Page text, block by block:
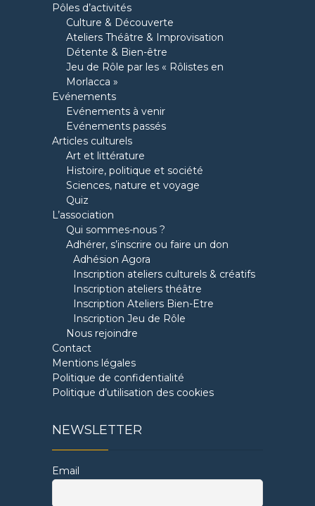
Pôles d’activités
Culture & Découverte
Ateliers Théâtre & Improvisation
Détente & Bien-être
Jeu de Rôle par les « Rôlistes en
Morlacca »
Evénements
Evénements à venir
Evénements passés
Articles culturels
Art et littérature
Histoire, politique et société
Sciences, nature et voyage
Quiz
L’association
Qui sommes-nous ?
Adhérer, s’inscrire ou faire un don
Adhésion Agora
Inscription ateliers culturels & créatifs
Inscription ateliers théâtre
Inscription Ateliers Bien-Etre
Inscription Jeu de Rôle
Nous rejoindre
Contact
Mentions légales
Politique de confidentialité
Politique d’utilisation des cookies
NEWSLETTER
Email